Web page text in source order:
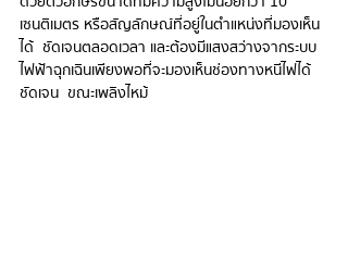
เซนติเมตร หรือสัญลักษณ์ที่อยู่ในตําแหน่งที่มองเห็น
ได้  ชัดเจนตลอดเวลา และต้องมีแสงสว่างจากระบบ
ไฟฟ้าฉุกเฉินเพียงพอที่จะมองเห็นช่องทางหนีไฟได้
ชัดเจน  ขณะเพลิงไหม้